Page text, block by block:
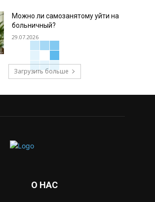
Можно ли самозанятому уйти на
больничный?
29.07.2026
Загрузить больше
О НАС